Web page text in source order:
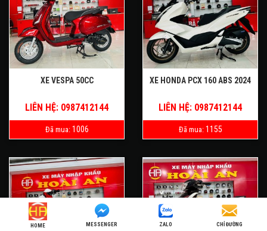
XE VESPA 50CC
LIÊN HỆ: 0987412144
Đã mua: 1006
XE HONDA PCX 160 ABS 2024
LIÊN HỆ: 0987412144
Đã mua: 1155
HOME MESSENGER ZALO CHỈ ĐƯỜNG